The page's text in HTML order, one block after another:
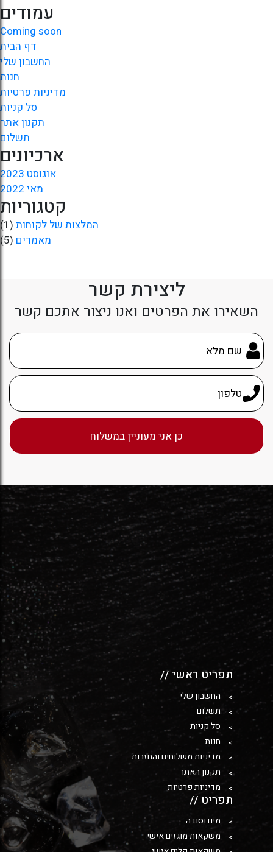
עמודים
Coming soon
דף הבית
החשבון שלי
חנות
מדיניות פרטיות
סל קניות
תקנון אתר
תשלום
ארכיונים
אוגוסט 2023
מאי 2022
קטגוריות
המלצות של לקוחות (1)
מאמרים (5)
ליצירת קשר
השאירו את הפרטים ואנו ניצור אתכם קשר
תפריט ראשי //
החשבון שלי
תשלום
סל קניות
חנות
מדיניות משלוחים והחזרות
תקנון האתר
מדיניות פרטיות
תפריט //
מים וסודה
משקאות מוגזים אישי